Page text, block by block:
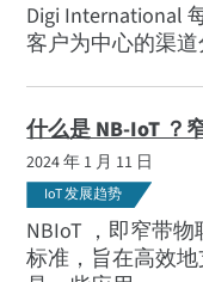
Digi International
客户为中心的渠
什么是 NB-IoT ？
2024 年 1 月 11 日
IoT 发展趋势
NBIoT ，即窄带
标准，旨在高效